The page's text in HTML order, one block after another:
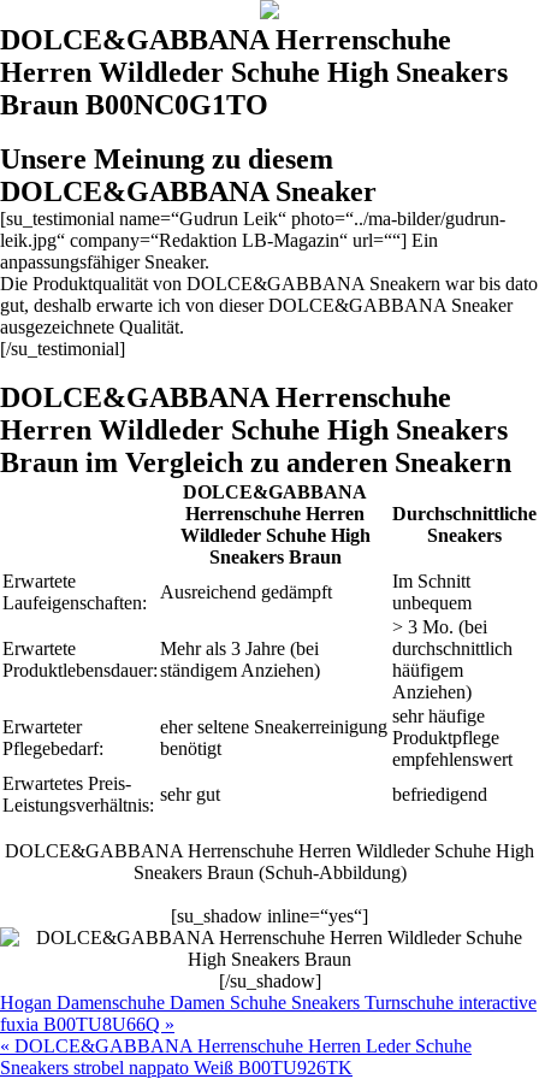
DOLCE&GABBANA Herrenschuhe
Herren Wildleder Schuhe High Sneakers
Braun B00NC0G1TO
Unsere Meinung zu diesem
DOLCE&GABBANA Sneaker
[su_testimonial name=“Gudrun Leik“ photo=“../ma-bilder/gudrun-
leik.jpg“ company=“Redaktion LB-Magazin“ url=““] Ein
anpassungsfähiger Sneaker.
Die Produktqualität von DOLCE&GABBANA Sneakern war bis dato
gut, deshalb erwarte ich von dieser DOLCE&GABBANA Sneaker
ausgezeichnete Qualität.
[/su_testimonial]
DOLCE&GABBANA Herrenschuhe
Herren Wildleder Schuhe High Sneakers
Braun im Vergleich zu anderen Sneakern
DOLCE&GABBANA
Herrenschuhe Herren
Wildleder Schuhe High
Sneakers Braun
Durchschnittliche
Sneakers
Erwartete
Laufeigenschaften:
Ausreichend gedämpft
Im Schnitt
unbequem
Erwartete
Produktlebensdauer:
Mehr als 3 Jahre (bei
ständigem Anziehen)
> 3 Mo. (bei
durchschnittlich
häüfigem
Anziehen)
Erwarteter
Pflegebedarf:
eher seltene Sneakerreinigung
benötigt
sehr häufige
Produktpflege
empfehlenswert
Erwartetes Preis-
Leistungsverhältnis:
sehr gut befriedigend
DOLCE&GABBANA Herrenschuhe Herren Wildleder Schuhe High
Sneakers Braun (Schuh-Abbildung)
[su_shadow inline=“yes“]
[/su_shadow]
Hogan Damenschuhe Damen Schuhe Sneakers Turnschuhe interactive
fuxia B00TU8U66Q »
« DOLCE&GABBANA Herrenschuhe Herren Leder Schuhe
Sneakers strobel nappato Weiß B00TU926TK